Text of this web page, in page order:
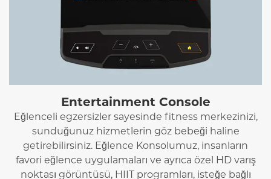
Entertainment Console
Eğlenceli egzersizler sayesinde fitness merkezinizi,
sunduğunuz hizmetlerin göz bebeği haline
getirebilirsiniz. Eğlence Konsolumuz, insanların
favori eğlence uygulamaları ve ayrıca özel HD varış
noktası görüntüsü, HIIT programları, isteğe bağlı